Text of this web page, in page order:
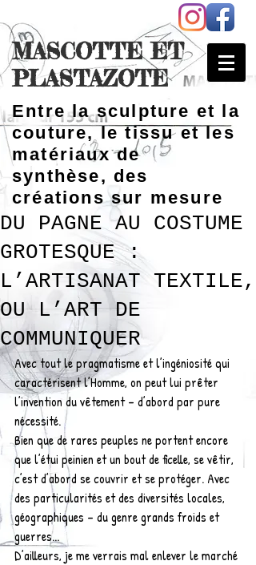
MASCOTTE ET
PLASTAZOTE
Entre la sculpture et la
couture, le tissu et les
matériaux de
synthèse, des
créations sur mesure
DU PAGNE AU COSTUME
GROTESQUE :
L’ARTISANAT TEXTILE,
OU L’ART DE
COMMUNIQUER
Avec tout le pragmatisme et l’ingéniosité qui
caractérisent l’Homme, on peut lui prêter
l’invention du vêtement – d’abord par pure
nécessité.
Bien que de rares peuples ne portent encore
que l’étui peinien et un bout de ficelle, se vêtir,
c’est d’abord se couvrir et se protéger. Avec
des particularités et des diversités locales,
géographiques – du genre grands froids et
guerres...
D’ailleurs, je me verrais mal enlever le marché